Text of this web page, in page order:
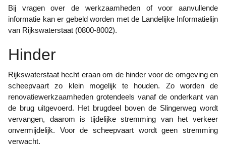
Bij vragen over de werkzaamheden of voor aanvullende
informatie kan er gebeld worden met de Landelijke Informatielijn
van Rijkswaterstaat (0800-8002).
Hinder
Rijkswaterstaat hecht eraan om de hinder voor de omgeving en
scheepvaart zo klein mogelijk te houden. Zo worden de
renovatiewerkzaamheden grotendeels vanaf de onderkant van
de brug uitgevoerd. Het brugdeel boven de Slingerweg wordt
vervangen, daarom is tijdelijke stremming van het verkeer
onvermijdelijk. Voor de scheepvaart wordt geen stremming
verwacht.